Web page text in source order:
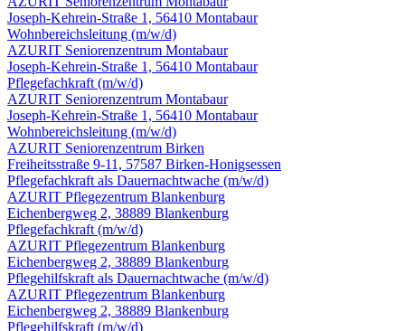
Joseph-Kehrein-Straße 1, 56410 Montabaur
Wohnbereichsleitung (m/w/d)
AZURIT Seniorenzentrum Montabaur
Joseph-Kehrein-Straße 1, 56410 Montabaur
Pflegefachkraft (m/w/d)
AZURIT Seniorenzentrum Montabaur
Joseph-Kehrein-Straße 1, 56410 Montabaur
Wohnbereichsleitung (m/w/d)
AZURIT Seniorenzentrum Birken
Freiheitsstraße 9-11, 57587 Birken-Honigsessen
Pflegefachkraft als Dauernachtwache (m/w/d)
AZURIT Pflegezentrum Blankenburg
Eichenbergweg 2, 38889 Blankenburg
Pflegefachkraft (m/w/d)
AZURIT Pflegezentrum Blankenburg
Eichenbergweg 2, 38889 Blankenburg
Pflegehilfskraft als Dauernachtwache (m/w/d)
AZURIT Pflegezentrum Blankenburg
Eichenbergweg 2, 38889 Blankenburg
Pflegehilfskraft (m/w/d)